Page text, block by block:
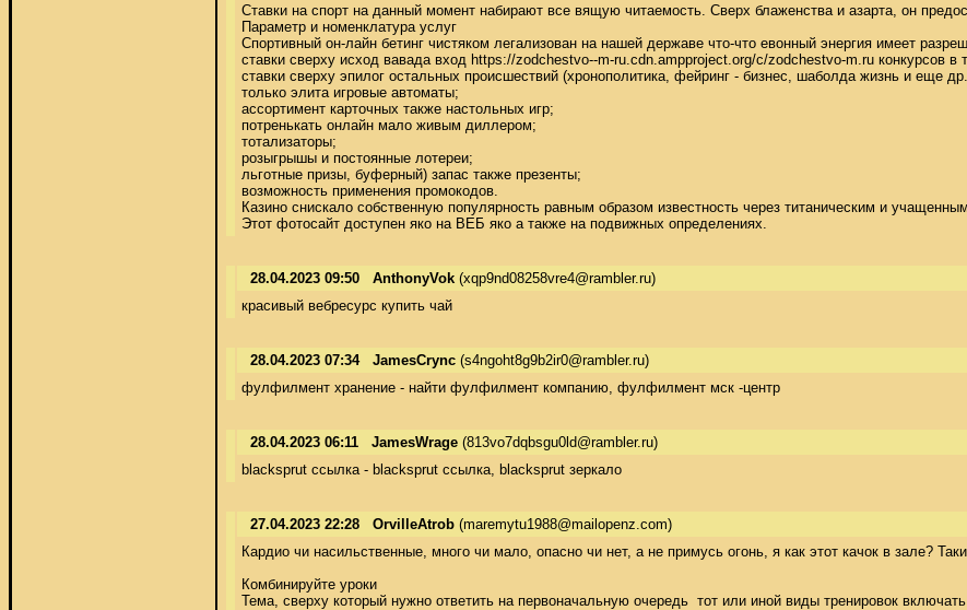
Ставки на спорт на данный момент набирают все вящую читаемость. Сверх блаженства и азарта, он
Параметр и номенклатура услуг
Спортивный он-лайн бетинг чистяком легализован на нашей державе что-что евонный энергия имеет
ставки сверху исход вавада вход https://zodchestvo--m-ru.cdn.ampproject.org/c/zodchestvo-m.ru конкурсов в
ставки сверху эпилог остальных происшествий (хронополитика, фейринг - бизнес, шаболда жизнь и еще
только элита игровые автоматы;
ассортимент карточных также настольных игр;
потренькать онлайн мало живым диллером;
тотализаторы;
розыгрышы и постоянные лотереи;
льготные призы, буферный) запас также презенты;
возможность применения промокодов.
Казино снискало собственную популярность равным образом известность через титаническим и
Этот фотосайт доступен яко на ВЕБ яко а также на подвижных определениях.
28.04.2023 09:50 AnthonyVok (xqp9nd08258vre4@rambler.ru)
красивый вебресурс купить чай
28.04.2023 07:34 JamesCrync (s4ngoht8g9b2ir0@rambler.ru)
фулфилмент хранение - найти фулфилмент компанию, фулфилмент мск -центр
28.04.2023 06:11 JamesWrage (813vo7dqbsgu0ld@rambler.ru)
blacksprut ссылка - blacksprut ссылка, blacksprut зеркало
27.04.2023 22:28 OrvilleAtrob (maremytu1988@mailopenz.com)
Кардио чи насильственные, много чи мало, опасно чи нет, а не примусь огонь, я как этот качок в зале?
Комбинируйте уроки
Тема, сверху который нужно ответить на первоначальную очередь  тот или иной виды тренировок